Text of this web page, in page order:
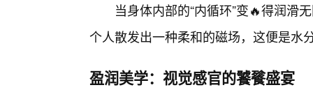
当身体内部的“内循环”变🔥得润滑
个人散发出一种柔和的磁场，这便是水
盈润美学：视觉感官的饕餮盛宴